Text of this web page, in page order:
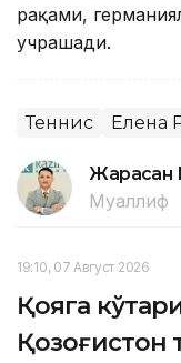
рақами,
учрашади.
Теннис Елена
Муаллиф
19:10, 07 Август 2026
Қояга
Қозоғистон